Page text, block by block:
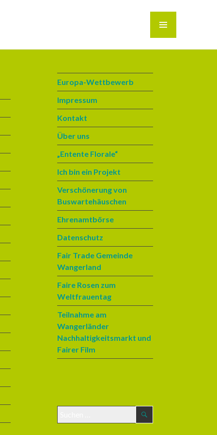
Europa-Wettbewerb
Impressum
Kontakt
Über uns
„Entente Florale“
Ich bin ein Projekt
Verschönerung von
Buswartehäuschen
Ehrenamtbörse
Datenschutz
Fair Trade Gemeinde
Wangerland
Faire Rosen zum
Weltfrauentag
Teilnahme am
Wangerländer
Nachhaltigkeitsmarkt und
Fairer Film
u